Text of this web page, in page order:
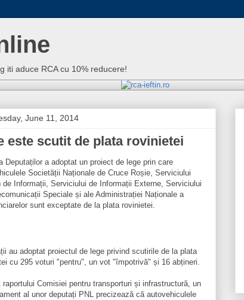
iti aduce RCA cu 10% reducere!
June 11, 2014
este scutit de plata rovinietei
Deputaților a adoptat un proiect de lege prin care
Societății Naționale de Cruce Roșie, Serviciului
de Informații, Serviciului de Informații Externe, Serviciului
Speciale și ale Administrației Naționale a
sunt exceptate de la plata rovinietei.
au adoptat proiectul de lege privind scutirile de la plata
cu 295 voturi "pentru", un vot "împotrivă" și 16 abțineri.
raportului Comisiei pentru transporturi și infrastructură, un
al unor deputați PNL precizează că autovehiculele